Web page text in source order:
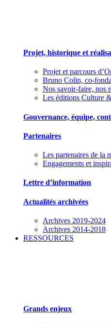
Projet, historique et
Projet et parcours
Bruno Colin, co-
Nos savoir-faire, nos
Les éditions Culture
Gouvernance, équipe,
Partenaires
Les partenaires de la
Engagements et
Lettre d’information
Actualités archivées
Archives 2019-2024
Archives 2014-2018
RESSOURCES
Grands enjeux